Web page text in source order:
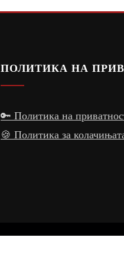
ПОЛИТИКА НА
🔑 Политика на
🍪 Политика за